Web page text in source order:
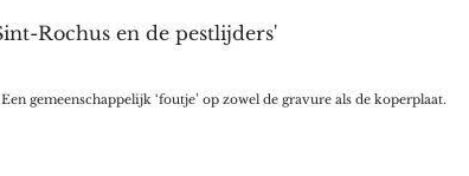
Een gemeenschappelijk ‘foutje’ op zowel de gravure als de koperplaat.